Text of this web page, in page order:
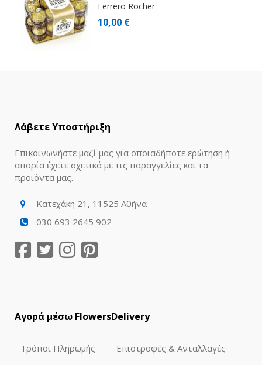
Ferrero Rocher
10,00 €
Λάβετε Υποστήριξη
Επικοινωνήστε μαζί μας για οποιαδήποτε ερώτηση ή
απορία έχετε σχετικά με τις παραγγελίες και τα
προϊόντα μας.
Κατεχάκη 21, 11525 Αθήνα
030 693 2645 902
Αγορά μέσω FlowersDelivery
Τρόποι Πληρωμής Επιστροφές & Ανταλλαγές